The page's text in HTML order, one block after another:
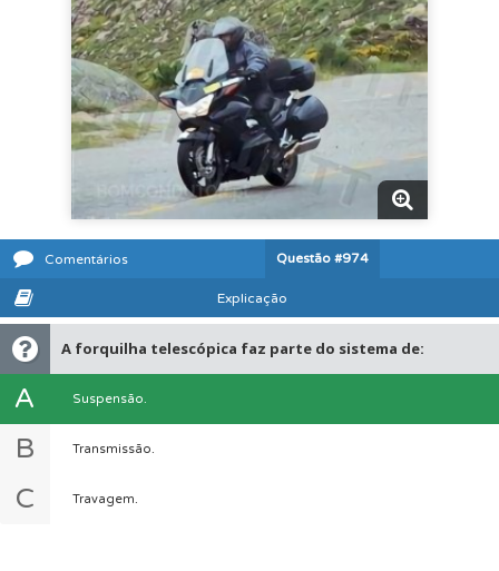
Comentários Questão #974
Explicação
A forquilha telescópica faz parte do sistema de:
A Suspensão.
B Transmissão.
C Travagem.